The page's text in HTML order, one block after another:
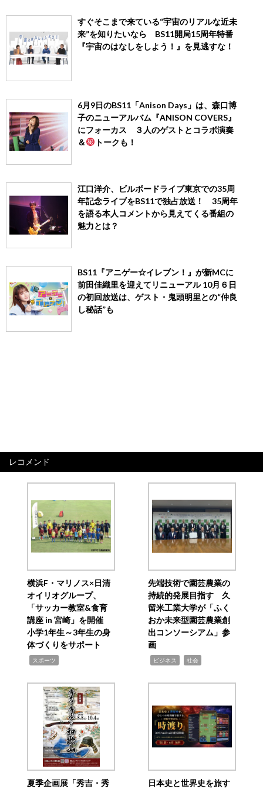
すぐそこまで来ている“宇宙のリアルな近未
来”を知りたいなら BS11開局15周年特番
『宇宙のはなしをしよう！』を見逃すな！
6月9日のBS11「Anison Days」は、森口博
子のニューアルバム『ANISON COVERS』
にフォーカス ３人のゲストとコラボ演奏
＆
トークも！
江口洋介、ビルボードライブ東京での35周
年記念ライブをBS11で独占放送！ 35周年
を語る本人コメントから見えてくる番組の
魅力とは？
BS11『アニゲー☆イレブン！』が新MCに
前田佳織里を迎えてリニューアル 10月６日
の初回放送は、ゲスト・鬼頭明里との“仲良
し秘話”も
レコメンド
横浜F・マリノス×日清
オイリオグループ、
「サッカー教室&食育
講座 in 宮崎」を開催
小学1年生～3年生の身
体づくりをサポート
スポーツ
先端技術で園芸農業の
持続的発展目指す 久
留米工業大学が「ふく
おか未来型園芸農業創
出コンソーシアム」参
画
ビジネス 社会
夏季企画展「秀吉・秀
日本史と世界史を旅す